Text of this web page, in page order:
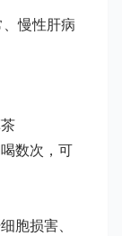
慢性肝病
数次，可
胞损害、